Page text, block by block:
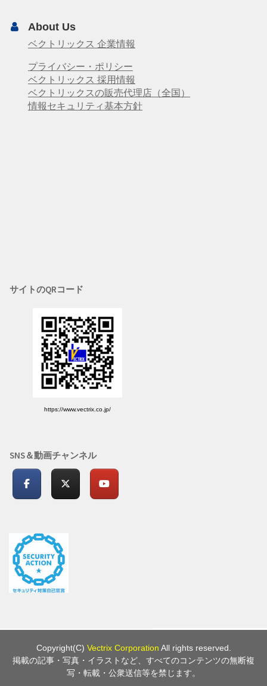
About Us
ベクトリックス 企業情報
プライバシー・ポリシー
ベクトリックス 採用情報
ベクトリックスの販売代理店（全国）
情報セキュリティ基本方針
サイトのQRコード
https://www.vectrix.co.jp/
SNS＆動画チャンネル
Copyright(C) Vectrix Corporation All rights reserved.
掲載の記事・写真・イラストなど、すべてのコンテンツの無断複
写・転載・公衆送信等を禁じます。